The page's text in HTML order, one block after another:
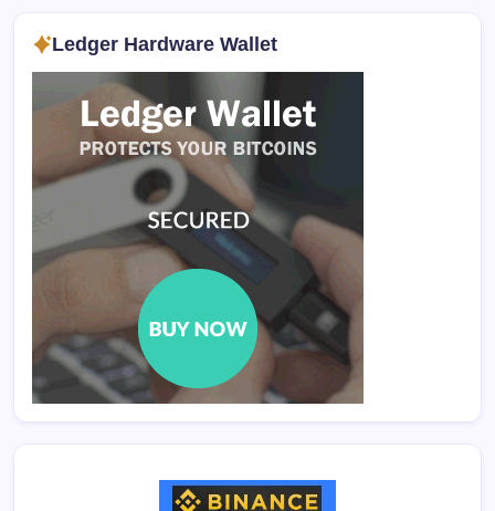
Ledger Hardware Wallet